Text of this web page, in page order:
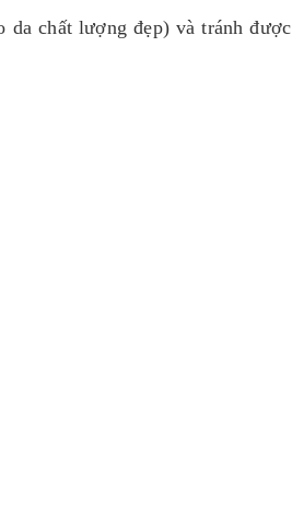
da chất lượng đẹp) và tránh được